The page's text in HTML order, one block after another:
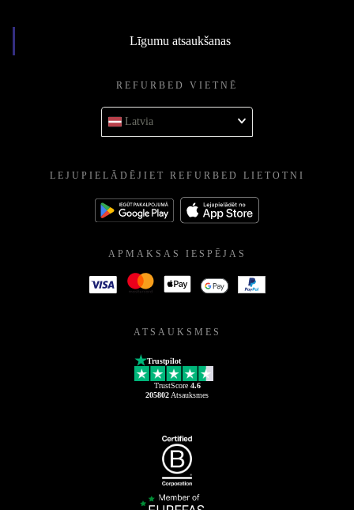
Līgumu atsaukšanas
REFURBED VIETNĒ
Latvia
LEJUPIELĀDĒJIET REFURBED LIETOTNI
APMAKSAS IESPĒJAS
ATSAUKSMES
Trustpilot
TrustScore 4.6
205802 Atsauksmes